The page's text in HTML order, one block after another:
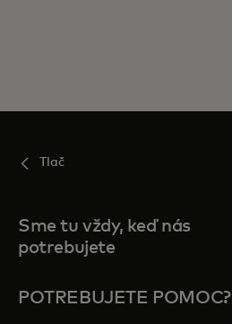
Tlač
Sme tu vždy, keď nás
potrebujete
POTREBUJETE POMOC?